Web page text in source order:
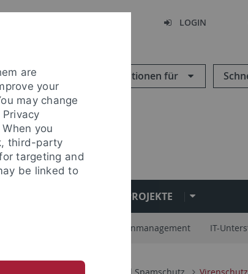
LOGIN
Informationen für
PROJEKTE
Forschungsdatenmanagement IT-
Viren- und Spamschutz Virenschutz
are
your
may change
you
third-party
targeting and
be linked to